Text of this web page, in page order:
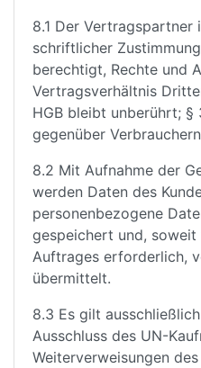
8.1 Der
schriftlicher
berechtigt, Rechte und
Vertragsverhältnis
HGB bleibt unberührt;
gegenüber
8.2 Mit Aufnahme der
werden Daten des
personenbezogene
gespeichert und,
Auftrages erforderlich,
übermittelt.
8.3 Es gilt
Ausschluss des UN-
Weiterverweisungen